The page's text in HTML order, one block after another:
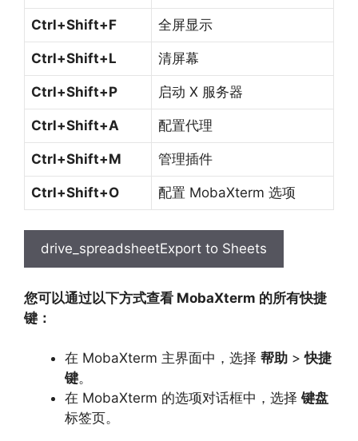
Ctrl+Shift+F 全屏显示
Ctrl+Shift+L 清屏幕
Ctrl+Shift+P 启动 X 服务器
Ctrl+Shift+A 配置代理
Ctrl+Shift+M 管理插件
Ctrl+Shift+O 配置 MobaXterm 选项
drive_spreadsheetExport to Sheets
您可以通过以下方式查看 MobaXterm 的所有快捷
键：
在 MobaXterm 主界面中， 选择 帮助 >快捷
键。
在 MobaXterm 的选项对话框中， 选择 键盘
标签页。